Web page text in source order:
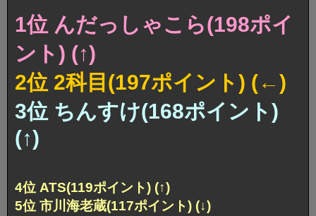
1位 んだっしゃこら(198ポイ
ント) (↑)
2位 2科目(197ポイント) (←)
3位 ちんすけ(168ポイント)
(↑)
4位 ATS(119ポイント) (↑)
5位 市川海老蔵(117ポイント) (↓)